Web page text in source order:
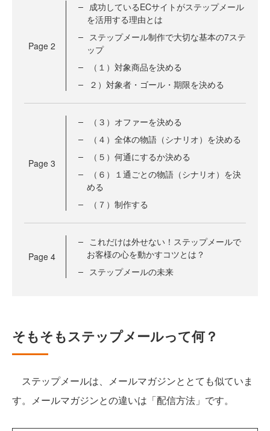
Page 2
成功しているECサイトがステップメール
を活用する理由とは
ステップメール制作で大切な基本の7ステ
ップ
（１）対象商品を決める
２）対象者・ゴール・期限を決める
Page 3
（３）オファーを決める
（４）全体の物語（シナリオ）を決める
（５）何通にするか決める
（６）１通ごとの物語（シナリオ）を決
める
（７）制作する
Page 4
これだけは外せない！ステップメールで
お客様の心を動かすコツとは？
ステップメールの未来
そもそもステップメールって何？
ステップメールは、メールマガジンととても似ていま
す。メールマガジンとの違いは「配信方法」です。